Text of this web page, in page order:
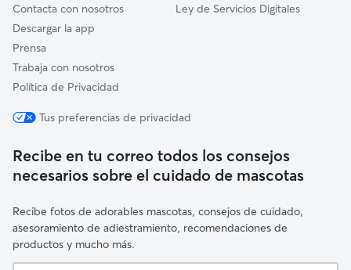
Contacta con nosotros
Descargar la app
Prensa
Trabaja con nosotros
Política de Privacidad
Ley de Servicios Digitales
Tus preferencias de privacidad
Recibe en tu correo todos los consejos
necesarios sobre el cuidado de mascotas
Recibe fotos de adorables mascotas, consejos de cuidado,
asesoramiento de adiestramiento, recomendaciones de
productos y mucho más.